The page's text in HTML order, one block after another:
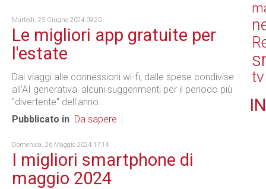
Martedì, 25 Giugno 2024 09:20
Le migliori app gratuite per
l'estate
Dai viaggi alle connessioni wi-fi, dalle spese condivise
all'AI generativa: alcuni suggerimenti per il periodo più
"divertente" dell'anno.
Pubblicato in Da sapere
Domenica, 26 Maggio 2024 17:14
I migliori smartphone di
maggio 2024
tv
IN